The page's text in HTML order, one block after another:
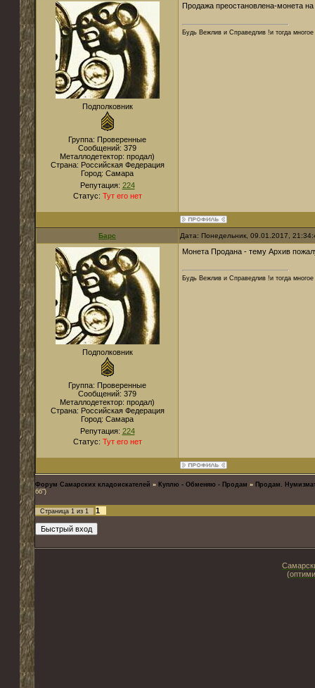
Подполковник
Группа: Проверенные
Сообщений: 379
Металлодетектор: продал)
Страна: Российская Федерация
Город: Самара
Репутация: 224
Статус: Тут его нет
Продажа преостановлена-монета
Будь Вежлив и Справедлив !и тогда
Барс Дата: Понедельник, 09.01.2017,
Подполковник
Группа: Проверенные
Сообщений: 379
Металлодетектор: продал)
Страна: Российская Федерация
Город: Самара
Репутация: 224
Статус: Тут его нет
Монета Продана - тему Архив
Будь Вежлив и Справедлив !и тогда
Форум Самарских кладоискателей » Куплю - Обменяю - Продам » Продам.
бб")
Страница 1 из 1 1